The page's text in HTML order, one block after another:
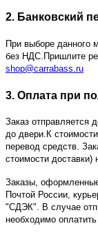
2. Банковский
При выборе данного
без НДС.Пришлите
shop@carrabass.ru
3. Оплата при
Заказ отправляется
до двери.К
перевод средств.
стоимости
Заказы,
Почтой России,
"СДЭК". В случае
необходимо